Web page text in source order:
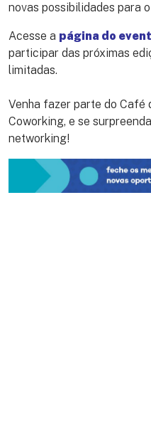
novas possibilidades para
Acesse a página do
participar das próximas
limitadas.
Venha fazer parte do Café
Coworking, e se
networking!